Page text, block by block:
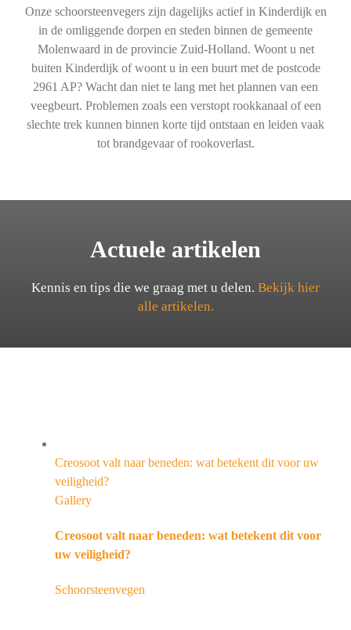
Onze schoorsteenvegers zijn dagelijks actief in Kinderdijk en
in de omliggende dorpen en steden binnen de gemeente
Molenwaard in de provincie Zuid-Holland. Woont u net
buiten Kinderdijk of woont u in een buurt met de postcode
2961 AP? Wacht dan niet te lang met het plannen van een
veegbeurt. Problemen zoals een verstopt rookkanaal of een
slechte trek kunnen binnen korte tijd ontstaan en leiden vaak
tot brandgevaar of rookoverlast.
Actuele artikelen
Kennis en tips die we graag met u delen. Bekijk hier
alle artikelen.
Creosoot valt naar beneden: wat betekent dit voor uw
veiligheid?
Gallery
Creosoot valt naar beneden: wat betekent dit voor
uw veiligheid?
Schoorsteenvegen